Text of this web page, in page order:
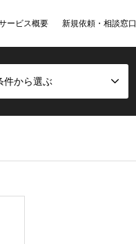
ービス概要 新規依頼・相談窓口
件から選ぶ